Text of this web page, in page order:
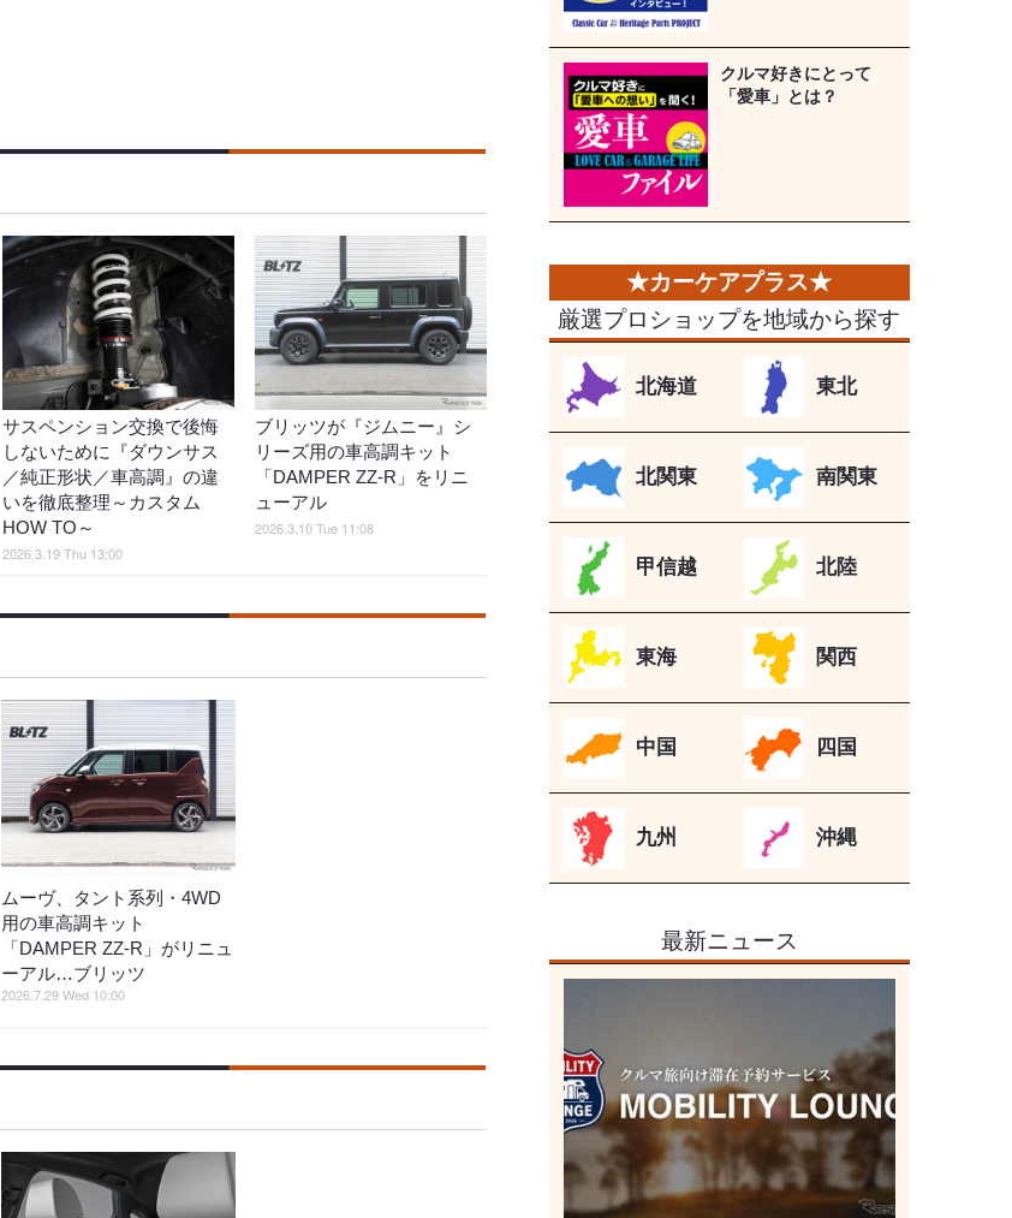
サスペンション交換で後悔
しないために『ダウンサス
／純正形状／車高調』の違
いを徹底整理～カスタム
HOW TO～
2026.3.19 Thu 13:00
ブリッツが『ジムニー』シ
リーズ用の車高調キット
「DAMPER ZZ-R」をリニ
ューアル
2026.3.10 Tue 11:08
ムーヴ、タント系列・4WD
用の車高調キット
「DAMPER ZZ-R」がリニュ
ーアル…ブリッツ
2026.7.29 Wed 10:00
クルマ好きにとって
「愛車」とは？
厳選プロショップを地域から探す
北海道 東北
北関東 南関東
甲信越 北陸
東海 関西
中国 四国
九州 沖縄
最新ニュース